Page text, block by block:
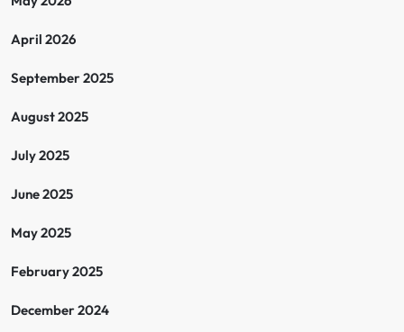
April 2026
September 2025
August 2025
July 2025
June 2025
May 2025
February 2025
December 2024